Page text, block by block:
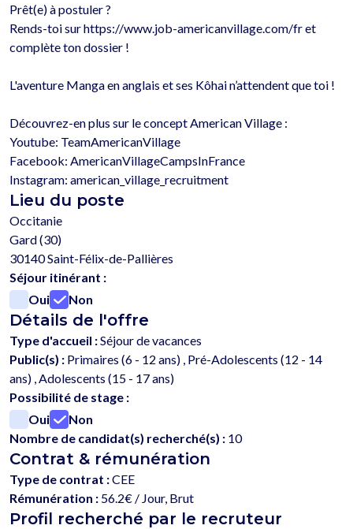
Prêt(e) à postuler ?
Rends-toi sur https://www.job-americanvillage.com/fr et
complète ton dossier !
L'aventure Manga en anglais et ses Kôhai n’attendent que toi !
Découvrez-en plus sur le concept American Village :
Youtube: TeamAmericanVillage
Facebook: AmericanVillageCampsInFrance
Lieu du poste
Occitanie
Gard (30)
30140 Saint-Félix-de-Pallières
Séjour itinérant :
Oui
Non
Détails de l'offre
Type d'accueil :Séjour de vacances
Public(s) : Primaires (6 - 12 ans) , Pré-Adolescents (12 - 14
ans) , Adolescents (15 - 17 ans)
Possibilité de stage :
Oui
Non
Nombre de candidat(s) recherché(s) : 10
Contrat & rémunération
Type de contrat :CEE
Rémunération : 56.2€ / Jour, Brut
Profil recherché par le recruteur